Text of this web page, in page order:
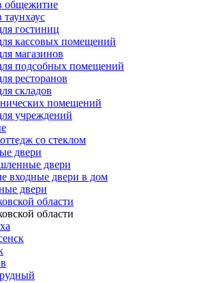
общежитие
гостиниц
кассовых помещений
магазинов
подсобных помещений
ресторанов
складов
помещений
учреждений
со стеклом
двери
двери
входные двери в дом
двери
области
области